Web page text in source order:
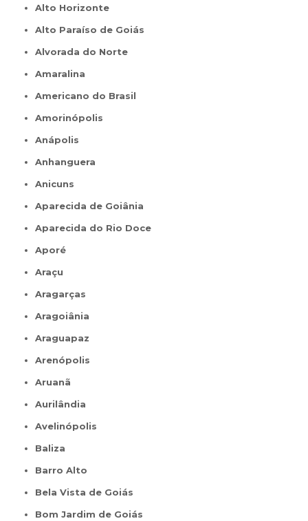
Alto Horizonte
Alto Paraíso de Goiás
Alvorada do Norte
Amaralina
Americano do Brasil
Amorinópolis
Anápolis
Anhanguera
Anicuns
Aparecida de Goiânia
Aparecida do Rio Doce
Aporé
Araçu
Aragarças
Aragoiânia
Araguapaz
Arenópolis
Aruanã
Aurilândia
Avelinópolis
Baliza
Barro Alto
Bela Vista de Goiás
Bom Jardim de Goiás